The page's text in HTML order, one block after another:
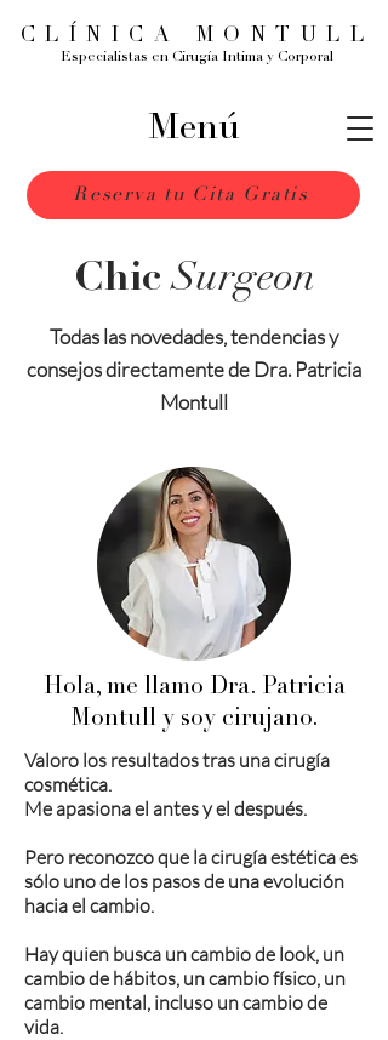
Reserva tu Cita Gratis
CLÍNICA MONTULL
Especialistas en Cirugía Intima y Corporal
Menú
ChicSurgeon
Todas las novedades, tendencias y
consejos directamente de Dra. Patricia
Montull
Hola, me llamo Dra. Patricia
Montull y soy cirujano.
Valoro los resultados tras una cirugía
cosmética.
Me apasiona el antes y el después.
Pero reconozco que la cirugía estética es
sólo uno de los pasos de una evolución
hacia el cambio.
Hay quien busca un cambio de look, un
cambio de hábitos, un cambio físico, un
cambio mental, incluso un cambio de
vida.